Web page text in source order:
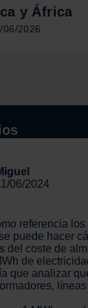
combinarla
o que
y África
06/2026
06/2024
referencia
puede hacer
del coste de
de
que analizar